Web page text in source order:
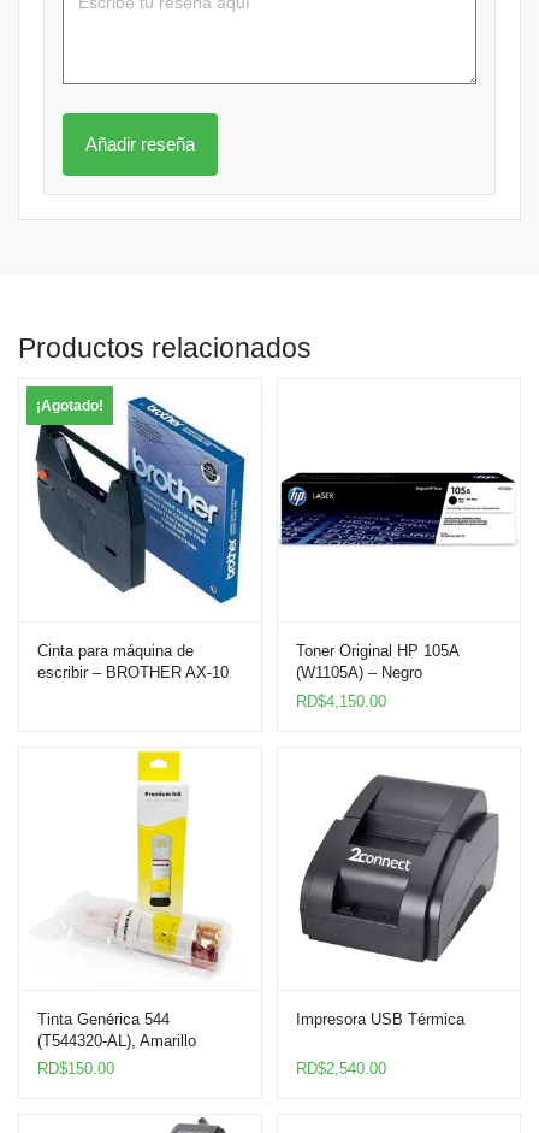
Productos relacionados
¡Agotado!
Cinta para máquina de
escribir – BROTHER AX-10
Toner Original HP 105A
(W1105A) – Negro
RD$4,150.00
Tinta Genérica 544
(T544320-AL), Amarillo
(Yellow)
RD$150.00
Impresora USB Térmica
RD$2,540.00